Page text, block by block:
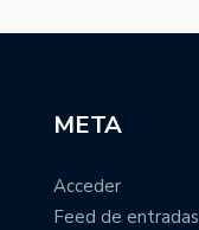
META
Acceder
Feed de entradas